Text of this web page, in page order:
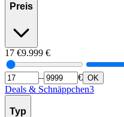
Preis
17 €9.999 €
– € OK
Deals & Schnäppchen3
Typ